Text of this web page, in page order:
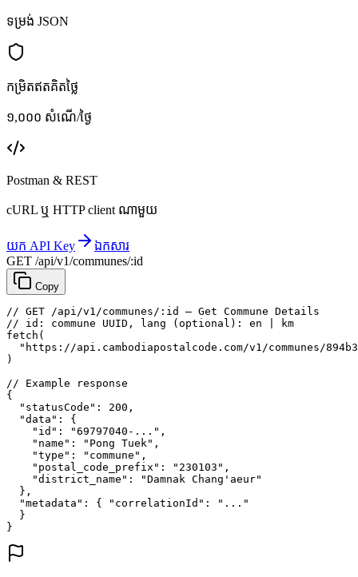
ទម្រង់ JSON
កម្រិតឥតគិតថ្លៃ
១,០០០ សំណើ/ថ្ងៃ
Postman & REST
cURL ឬ HTTP client ណាមួយ
យក API Key
ឯកសារ
GET /api/v1/communes/:id
Copy
// GET /api/v1/communes/:id — Get Commune Details
// id: commune UUID, lang (optional): en | km
fetch (
"https://api.cambodiapostalcode.com/v1/communes/
)
// Example response
{
"statusCode" : 200 ,
"data" : {
"id" : "69797040-..." ,
"name" : "Pong Tuek" ,
"type" : "commune" ,
"postal_code_prefix" : "230103" ,
"district_name" :
"Damnak Chang'aeur"
},
"metadata" : { "correlationId" :
"..."
}
}